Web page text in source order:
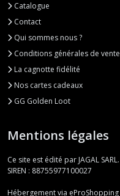
Catalogue
Contact
Qui sommes nous ?
Conditions générales de vente
La cagnotte fidélité
Nos cartes cadeaux
GG Golden Loot
Mentions légales
Ce site est édité par JAGAL SARL.
SIREN : 88755977100027
Hébergement via eProShopping